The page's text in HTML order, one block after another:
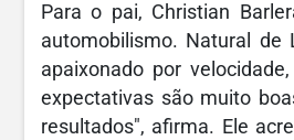
Para o pai, Christian
automobilismo. Natural de
apaixonado por
expectativas são muito
resultados", afirma. Ele